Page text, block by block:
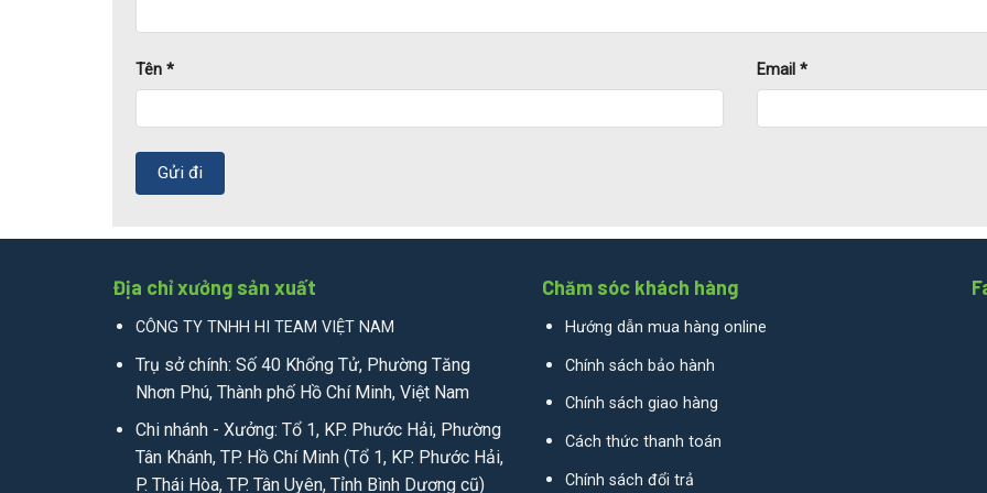
Tên * Email *
Địa chỉ xưởng sản xuất
CÔNG TY TNHH HI TEAM VIỆT NAM
Trụ sở chính: Số 40 Khổng Tử, Phường Tăng
Nhơn Phú, Thành phố Hồ Chí Minh, Việt Nam
Chi nhánh - Xưởng: Tổ 1, KP. Phước Hải, Phường
Tân Khánh, TP. Hồ Chí Minh (Tổ 1, KP. Phước Hải,
P. Thái Hòa, TP. Tân Uyên, Tỉnh Bình Dương cũ)
Chăm sóc khách hàng
Hướng dẫn mua hàng online
Chính sách bảo hành
Chính sách giao hàng
Cách thức thanh toán
Chính sách đổi trả